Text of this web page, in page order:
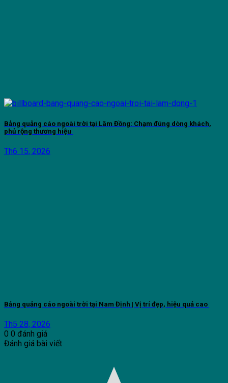
Bảng quảng cáo ngoài trời tại Lâm Đồng: Chạm đúng dòng khách,
phủ rộng thương hiệu
Th6 15, 2026
Bảng quảng cáo ngoài trời tại Nam Định | Vị trí đẹp, hiệu quả cao
Th5 28, 2026
0 0 đánh giá
Đánh giá bài viết